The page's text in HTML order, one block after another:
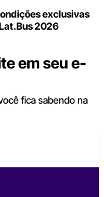
exclusivas
2026
em seu e-
fica sabendo na